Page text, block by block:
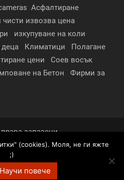
Асфалтиране
чисти извозва цена
изкупуване на коли
Климатици
Полагане
цени
Соев восък
на Бетон
Фирми за
запазени
Реклама
Партньори
поверителност
(cookies). Моля, не ги яжте
;)
Научи повече